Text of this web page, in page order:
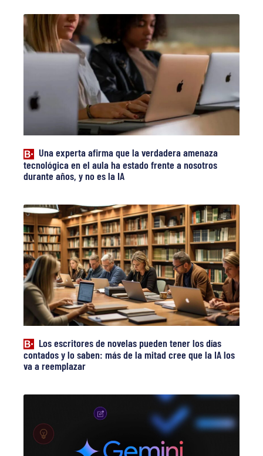
Una experta afirma que la verdadera amenaza
tecnológica en el aula ha estado frente a nosotros
durante años, y no es la IA
Los escritores de novelas pueden tener los días
contados y lo saben: más de la mitad cree que la IA los
va a reemplazar